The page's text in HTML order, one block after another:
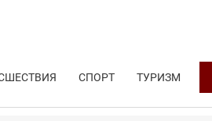
СПОРТ ТУРИЗМ